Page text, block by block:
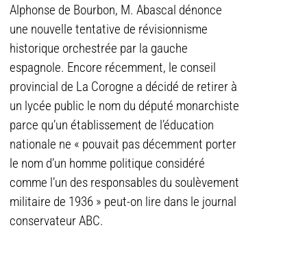
Alphonse de Bourbon, M. Abascal dénonce
une nouvelle tentative de révisionnisme
historique orchestrée par la gauche
espagnole. Encore récemment, le conseil
provincial de La Corogne a décidé de retirer à
un lycée public le nom du député monarchiste
parce qu’un établissement de l’éducation
nationale ne « pouvait pas décemment porter
le nom d’un homme politique considéré
comme l’un des responsables du soulèvement
militaire de 1936 » peut-on lire dans le journal
conservateur ABC.